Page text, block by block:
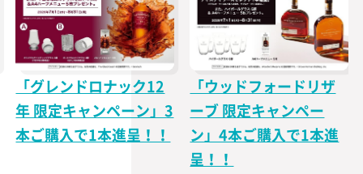
「グレンドロナック12
年 限定キャンペーン」3
本ご購入で1本進呈！！
「ウッドフォードリザ
ーブ 限定キャンペー
ン」4本ご購入で1本進
呈！！